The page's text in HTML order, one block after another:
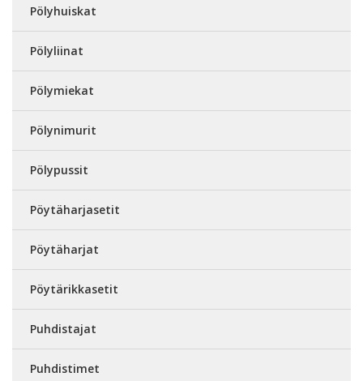
Pölyhuiskat
Pölyliinat
Pölymiekat
Pölynimurit
Pölypussit
Pöytäharjasetit
Pöytäharjat
Pöytärikkasetit
Puhdistajat
Puhdistimet